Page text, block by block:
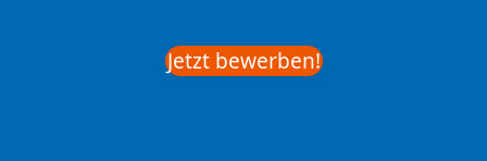
Jetzt bewerben!